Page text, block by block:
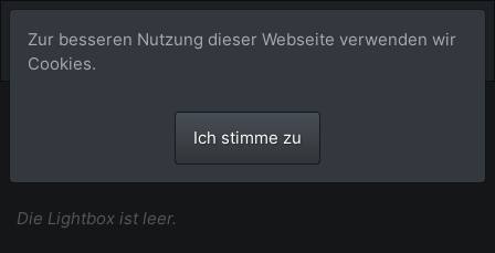
Vorauswahl
Die Lightbox ist leer.
Zur besseren Nutzung dieser Webseite verwenden wir
Cookies.
Ich stimme zu